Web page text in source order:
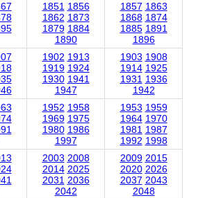
1851 1856
1862 1873
1879 1884
1890
1857 1863
1868 1874
1885 1891
1896
1902 1913
1919 1924
1930 1941
1947
1903 1908
1914 1925
1931 1936
1942
1952 1958
1969 1975
1980 1986
1997
1953 1959
1964 1970
1981 1987
1992 1998
2003 2008
2014 2025
2031 2036
2042
2009 2015
2020 2026
2037 2043
2048